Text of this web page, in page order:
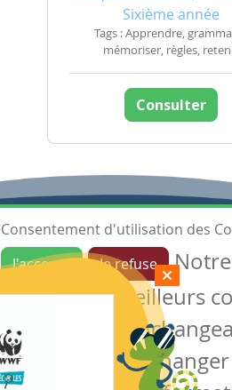
Sixième année
Tags : Apprendre,
mémoriser, règles,
Consulter
Ressources
Les ressources
Créer une ressource
Mes ressources
Consentement d'utilisation des
J'accepte
Je refuse
garantir de meilleurs
des cookies en
notre site sans